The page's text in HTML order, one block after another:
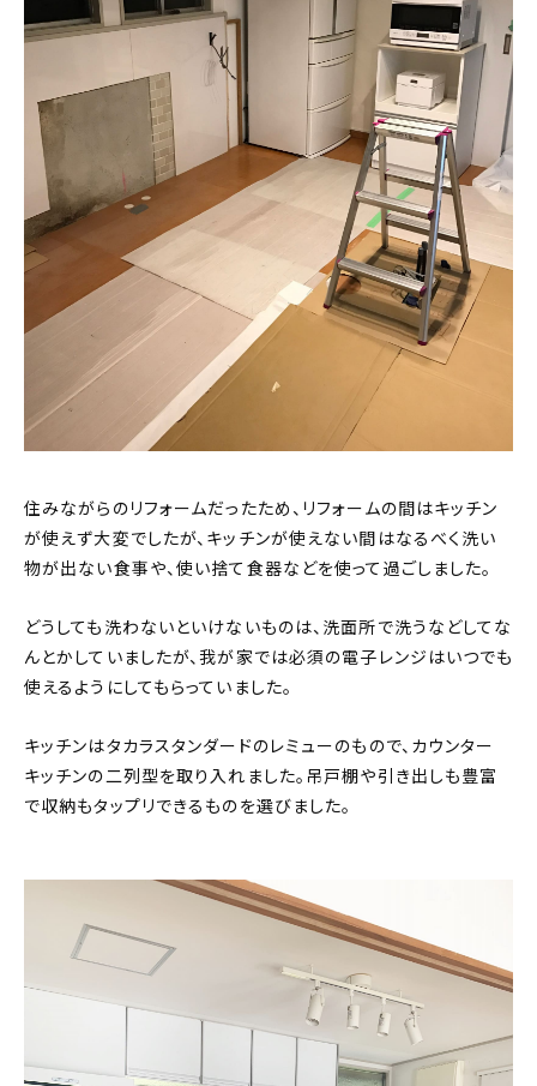
住みながらのリフォームだったため、リフォームの間はキッチン
が使えず大変でしたが、キッチンが使えない間はなるべく洗い
物が出ない食事や、使い捨て食器などを使って過ごしました。
どうしても洗わないといけないものは、洗面所で洗うなどしてな
んとかしていましたが、我が家では必須の電子レンジはいつでも
使えるようにしてもらっていました。
キッチンはタカラスタンダードのレミューのもので、カウンター
キッチンの二列型を取り入れました。吊戸棚や引き出しも豊富
で収納もタップリできるものを選びました。